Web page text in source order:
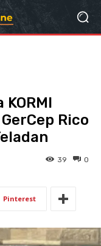
Rico
0
39
Pinterest